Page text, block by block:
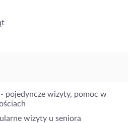
pojedyncze wizyty, pomoc w
wizyty u seniora